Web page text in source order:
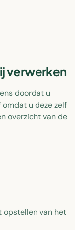
verwerken
doordat u
u deze zelf
overzicht van de
opstellen van het